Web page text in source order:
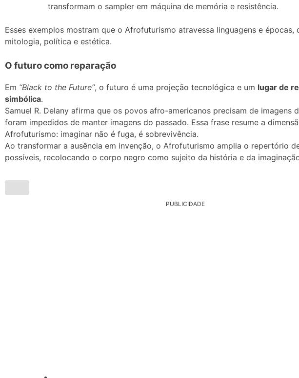
transformam o sampler em máquina de memória e resistência.
Esses exemplos mostram que o Afrofuturismo atravessa linguagens e épocas,
mitologia, política e estética.
O futuro como reparação
Em “Black to the Future”, o futuro é uma projeção tecnológica e um lugar de
simbólica.
Samuel R. Delany afirma que os povos afro-americanos precisam de imagens
foram impedidos de manter imagens do passado. Essa frase resume a
Afrofuturismo: imaginar não é fuga, é sobrevivência.
Ao transformar a ausência em invenção, o Afrofuturismo amplia o repertório
possíveis, recolocando o corpo negro como sujeito da história e da
PUBLICIDADE